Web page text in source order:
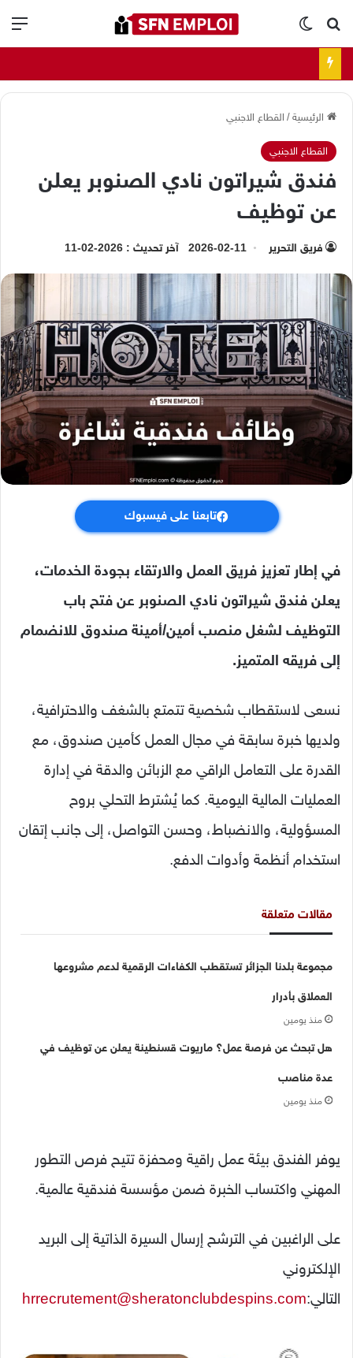
بحث عنالوضع المظلم
الرئيسية/ القطاع الاجنبي
القطاع الاجنبي
فندق شيراتون نادي الصنوبر يعلن
عن توظيف
فريق التحرير 2026-02-11 آخر تحديث : 2026-02-11
تابعنا على فيسبوك
في إطار تعزيز فريق العمل والارتقاء بجودة الخدمات،
يعلن فندق شيراتون نادي الصنوبر عن فتح باب
التوظيف لشغل منصب أمين/أمينة صندوق للانضمام
إلى فريقه المتميز.
نسعى لاستقطاب شخصية تتمتع بالشغف والاحترافية،
ولديها خبرة سابقة في مجال العمل كأمين صندوق، مع
القدرة على التعامل الراقي مع الزبائن والدقة في إدارة
العمليات المالية اليومية. كما يُشترط التحلي بروح
المسؤولية، والانضباط، وحسن التواصل، إلى جانب إتقان
استخدام أنظمة وأدوات الدفع.
مقالات متعلقة
مجموعة بلدنا الجزائر تستقطب الكفاءات الرقمية لدعم مشروعها
العملاق بأدرار
منذ يومين
هل تبحث عن فرصة عمل؟ ماريوت قسنطينة يعلن عن توظيف في
عدة مناصب
منذ يومين
يوفر الفندق بيئة عمل راقية ومحفزة تتيح فرص التطور
المهني واكتساب الخبرة ضمن مؤسسة فندقية عالمية.
على الراغبين في الترشح إرسال السيرة الذاتية إلى البريد
الإلكتروني
التالي:hrrecrutement@sheratonclubdespins.com